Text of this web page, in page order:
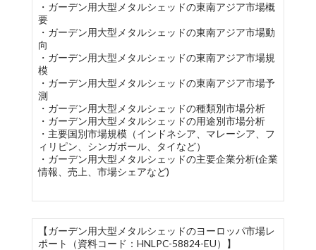
・ガーデン用大型メタルシェッドの東南アジア市場概
要
・ガーデン用大型メタルシェッドの東南アジア市場動
向
・ガーデン用大型メタルシェッドの東南アジア市場規
模
・ガーデン用大型メタルシェッドの東南アジア市場予
測
・ガーデン用大型メタルシェッドの種類別市場分析
・ガーデン用大型メタルシェッドの用途別市場分析
・主要国別市場規模（インドネシア、マレーシア、フ
ィリピン、シンガポール、タイなど）
・ガーデン用大型メタルシェッドの主要企業分析(企業
情報、売上、市場シェアなど)
【ガーデン用大型メタルシェッドのヨーロッパ市場レ
ポート（資料コード：HNLPC-58824-EU）】